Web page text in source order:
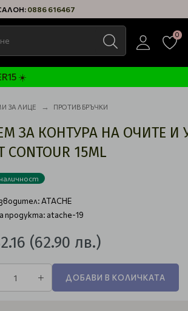
0886 616467
0
☀️
ЗА ЛИЦЕ ПРОТИВ БРЪЧКИ
ЗА КОНТУРА НА ОЧИТЕ И
CONTOUR 15ML
ATACHE
продукта: atache-19
(62.90 лв.)
ДОБАВИ В КОЛИЧКАТА